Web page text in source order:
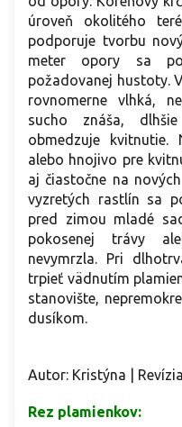
úroveň okolitého
podporuje tvorbu
meter opory sa
požadovanej hustoty.
rovnomerne vlhká,
sucho znáša,
obmedzuje
alebo hnojivo pre
aj čiastočne na
vyzretých rastlín sa
pred zimou mladé
pokosenej trávy
nevymrzla. Pri
trpieť vädnutím
stanovište,
dusíkom.
Autor: Kristýna |
Rez plamienkov: